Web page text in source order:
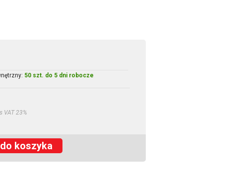
50 szt. do 5 dni robocze
VAT 23%
koszyka